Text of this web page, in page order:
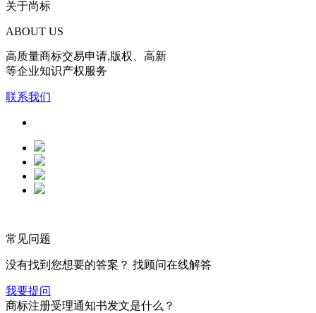
关于尚标
ABOUT US
高质量商标交易申请,版权、高新
等企业知识产权服务
联系我们
常见问题
没有找到您想要的答案？ 找顾问在线解答
我要提问
商标注册受理通知书发文是什么？